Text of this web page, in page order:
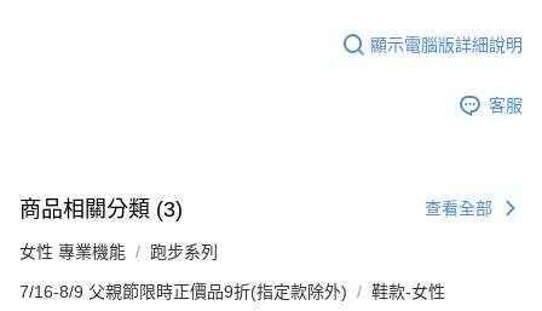
顯示電腦版詳細說明
客服
商品相關分類 (3) 查看全部
女性 專業機能 跑步系列
7/16-8/9 父親節限時正價品9折(指定款除外) 鞋款-女性